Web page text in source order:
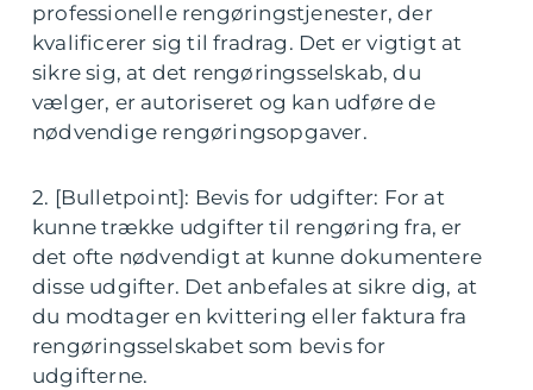
professionelle rengøringstjenester, der
kvalificerer sig til fradrag. Det er vigtigt at
sikre sig, at det rengøringsselskab, du
vælger, er autoriseret og kan udføre de
nødvendige rengøringsopgaver.
2. [Bulletpoint]: Bevis for udgifter: For at
kunne trække udgifter til rengøring fra, er
det ofte nødvendigt at kunne dokumentere
disse udgifter. Det anbefales at sikre dig, at
du modtager en kvittering eller faktura fra
rengøringsselskabet som bevis for
udgifterne.